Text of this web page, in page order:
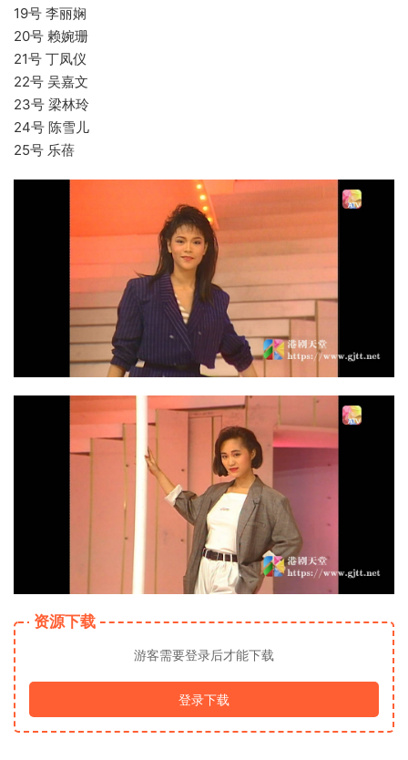
19号 李丽娴
20号 赖婉珊
21号 丁凤仪
22号 吴嘉文
23号 梁林玲
24号 陈雪儿
25号 乐蓓
资源下载
游客需要登录后才能下载
登录下载